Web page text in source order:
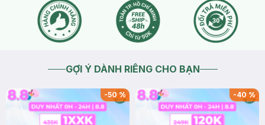
GỢI Ý DÀNH RIÊNG CHO BẠN
-50% -40%